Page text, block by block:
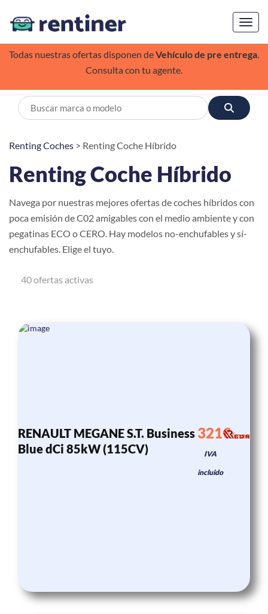
Todas nuestras ofertas disponen deVehículo de pre entrega.
Consulta con tu agente.
Renting Coches > Renting Coche Híbrido
Renting Coche Híbrido
Navega por nuestras mejores ofertas de coches híbridos con
poca emisión de C02 amigables con el medio ambiente y con
pegatinas ECO o CERO. Hay modelos no-enchufables y sí-
enchufables. Elige el tuyo.
40 ofertas activas
RENAULT MEGANE S.T. Business
Blue dCi 85kW (115CV)
321€/mes
IVA
incluido